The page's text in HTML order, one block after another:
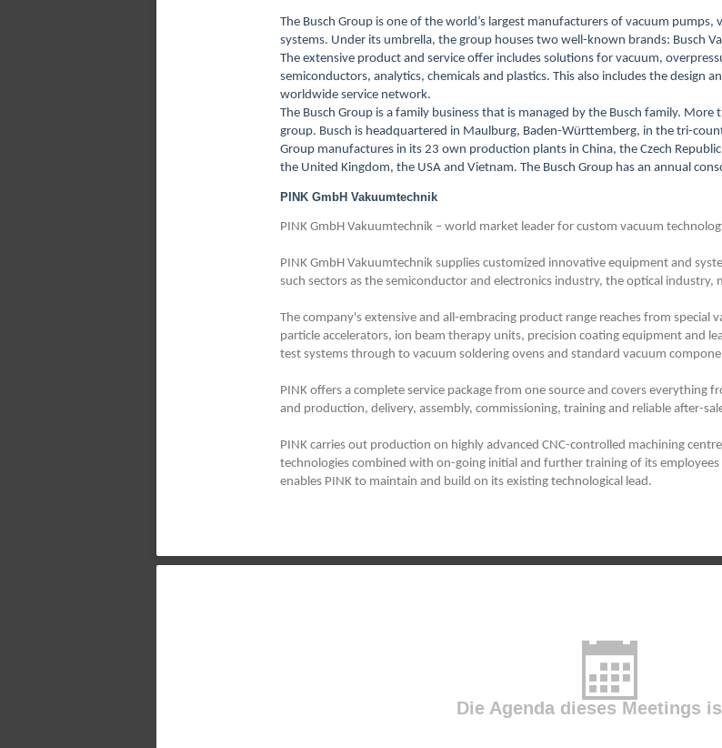
The Busch Group is one of the world’s largest manufacturers of vacuum
systems. Under its umbrella, the group houses two well-known brands: Busch
The extensive product and service offer includes solutions for vacuum,
semiconductors, analytics, chemicals and plastics. This also includes the design
worldwide service network.
The Busch Group is a family business that is managed by the Busch family.
group. Busch is headquartered in Maulburg, Baden-Württemberg, in the tri-
Group manufactures in its 23 own production plants in China, the Czech
the United Kingdom, the USA and Vietnam. The Busch Group has an annual
PINK GmbH Vakuumtechnik
PINK GmbH Vakuumtechnik – world market leader for custom vacuum
PINK GmbH Vakuumtechnik supplies customized innovative equipment and
such sectors as the semiconductor and electronics industry, the optical industry,
The company's extensive and all-embracing product range reaches from
particle accelerators, ion beam therapy units, precision coating equipment and
test systems through to vacuum soldering ovens and standard vacuum
PINK offers a complete service package from one source and covers
and production, delivery, assembly, commissioning, training and reliable after-
PINK carries out production on highly advanced CNC-controlled machining
technologies combined with on-going initial and further training of its employees
enables PINK to maintain and build on its existing technological lead.
Die Agenda dieses Meetings